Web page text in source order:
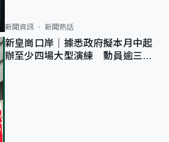
新聞資訊 新聞熱話
新皇崗口岸｜據悉政府擬本月中起
辦至少四場大型演練 動員逾三萬